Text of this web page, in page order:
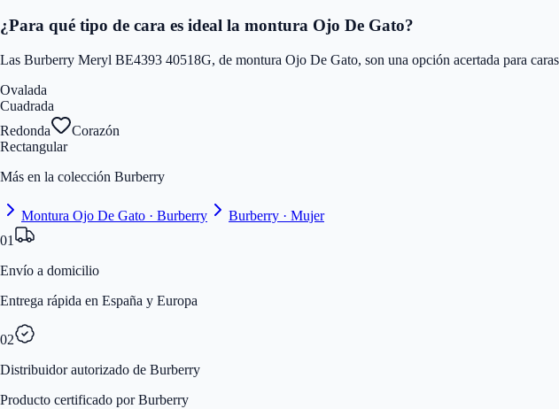
¿Para qué tipo de cara es ideal la montura Ojo De Gato?
Las Burberry Meryl BE4393 40518G, de montura Ojo De Gato, son una opción acertada para
Ovalada
Cuadrada
Redonda
Corazón
Rectangular
Más en la colección Burberry
Montura Ojo De Gato · Burberry
Burberry · Mujer
01
Envío a domicilio
Entrega rápida en España y Europa
02
Distribuidor autorizado de Burberry
Producto certificado por Burberry